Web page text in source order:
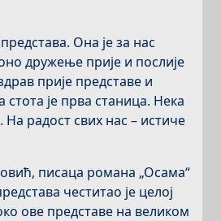
Она је за нас
дружење прије и послије
прије представе и
стота је прва станица. Нека
радост свих нас – истиче
писаца романа „Осама“
честитао је целој
ове представе на великом